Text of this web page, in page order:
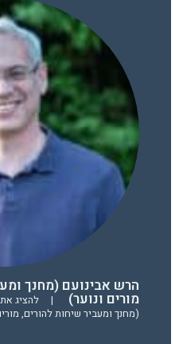
הרש אבינועם (מחנך
מורים ונוער) |
להציג
(מחנך ומעביר שיחות להורים,